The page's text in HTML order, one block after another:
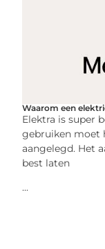
Waarom een
Elektra is super
gebruiken moet
aangelegd. Het
best laten
...